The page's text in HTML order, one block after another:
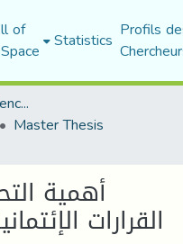
of Statistics Profils
Faculty of Economic Sciences, Commerce and Management Sciences
Master Thesis
أهمية
القرارات